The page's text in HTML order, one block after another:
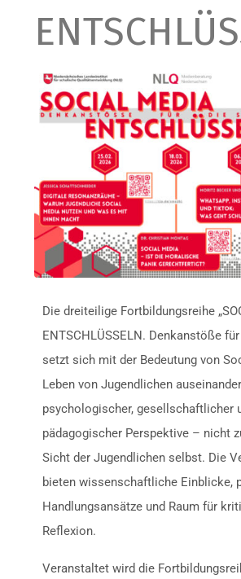
Die dreiteilige Fortbildungsreihe
ENTSCHLÜSSELN. Denkanstöße
setzt sich mit der Bedeutung von
Leben von Jugendlichen
psychologischer, gesellschaftlicher
pädagogischer Perspektive – nicht
Sicht der Jugendlichen selbst. Die
bieten wissenschaftliche Einblicke,
Handlungsansätze und Raum für
Reflexion.
Veranstaltet wird die